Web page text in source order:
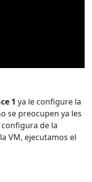
1 ya le configure la
se preocupen ya les
de la
VM, ejecutamos el